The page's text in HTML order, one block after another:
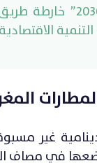
تمثل استراتيجية
غير
في مصاف